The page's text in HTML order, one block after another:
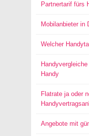
Partnertarif fürs
Mobilanbieter in
Welcher
Handy
Flatrate ja oder
Angebote mit